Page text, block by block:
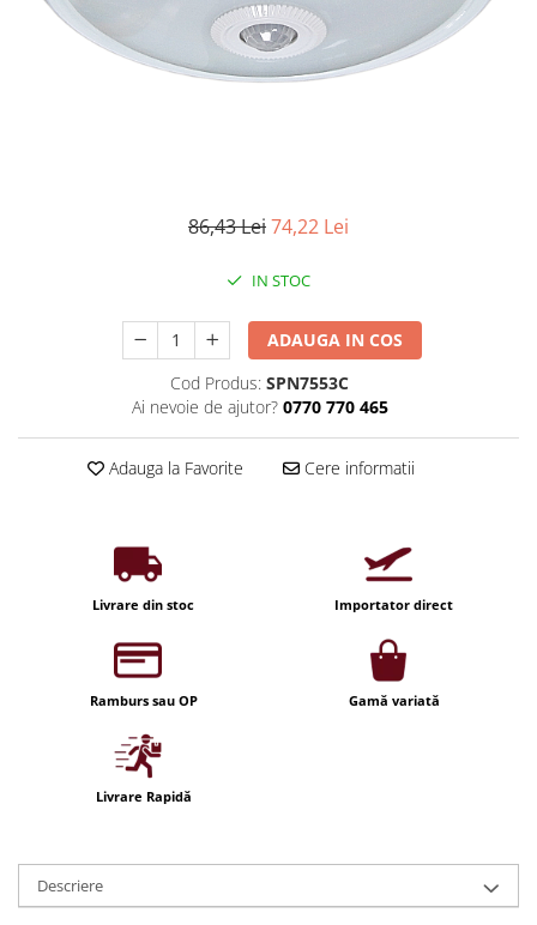
Iluminat arhitectural
Becuri LED cu filament
Corpuri de emergenta
Uncategorized
Aplica LED
Iluminat festiv
Fotosenzori si Senzori de miscare
Iluminat decorativ de Craciun
Priza exterior
86,43 Lei74,22 Lei
IN STOC
ADAUGA IN COS
Cod Produs: SPN7553C
Ai nevoie de ajutor? 0770 770 465
Adauga la Favorite Cere informatii
Livrare din stoc Importator direct
Ramburs sau OP Gamă variată
Livrare Rapidă
Descriere